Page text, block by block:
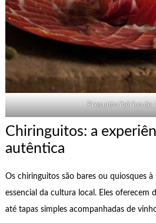
Presunto ibérico de
Chiringuitos: a
autêntica
Os chiringuitos são bares ou quiosques
essencial da cultura local. Eles oferecem
até tapas simples acompanhadas de